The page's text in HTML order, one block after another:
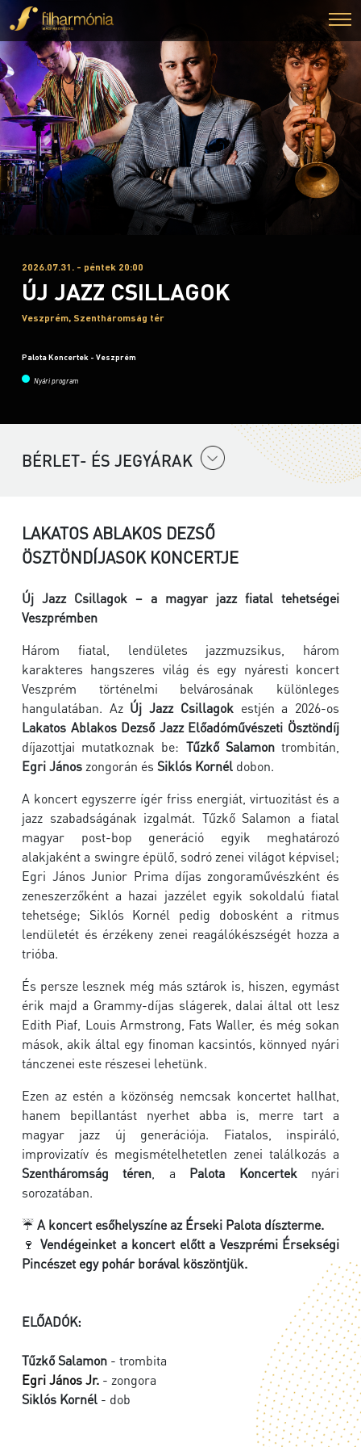
2026.07.31. - péntek 20:00
ÚJ JAZZ CSILLAGOK
Veszprém, Szentháromság tér
Palota Koncertek - Veszprém
Nyári program
BÉRLET- ÉS JEGYÁRAK
LAKATOS ABLAKOS DEZSŐ
ÖSZTÖNDÍJASOK KONCERTJE
Új Jazz Csillagok – a magyar jazz fiatal tehetségei
Veszprémben
Három fiatal, lendületes jazzmuzsikus, három
karakteres hangszeres világ és egy nyáresti koncert
Veszprém történelmi belvárosának különleges
hangulatában. Az Új Jazz Csillagokestjén a 2026-os
Lakatos Ablakos Dezső Jazz Előadóművészeti Ösztöndíj
díjazottjai mutatkoznak be: Tűzkő Salamontrombitán,
Egri János zongorán és Siklós Kornél dobon.
A koncert egyszerre ígér friss energiát, virtuozitást és a
jazz szabadságának izgalmát. Tűzkő Salamon a fiatal
magyar post-bop generáció egyik meghatározó
alakjaként a swingre épülő, sodró zenei világot képvisel;
Egri János Junior Prima díjas zongoraművészként és
zeneszerzőként a hazai jazzélet egyik sokoldalú fiatal
tehetsége; Siklós Kornél pedig dobosként a ritmus
lendületét és érzékeny zenei reagálókészségét hozza a
trióba.
És persze lesznek még más sztárok is, hiszen, egymást
érik majd a Grammy-díjas slágerek, dalai által ott lesz
Edith Piaf, Louis Armstrong, Fats Waller, és még sokan
mások, akik által egy finoman kacsintós, könnyed nyári
tánczenei este részesei lehetünk.
Ezen az estén a közönség nemcsak koncertet hallhat,
hanem bepillantást nyerhet abba is, merre tart a
magyar jazz új generációja. Fiatalos, inspiráló,
improvizatív és megismételhetetlen zenei találkozás a
Szentháromság téren , a Palota Koncerteknyári
sorozatában.
☔A koncert esőhelyszíne az Érseki Palota díszterme.
🍷 Vendégeinket a koncert előtt a Veszprémi Érsekségi
Pincészet egy pohár borával köszöntjük.
ELŐADÓK:
Tűzkő Salamon - trombita
Egri János Jr. - zongora
Siklós Kornél - dob